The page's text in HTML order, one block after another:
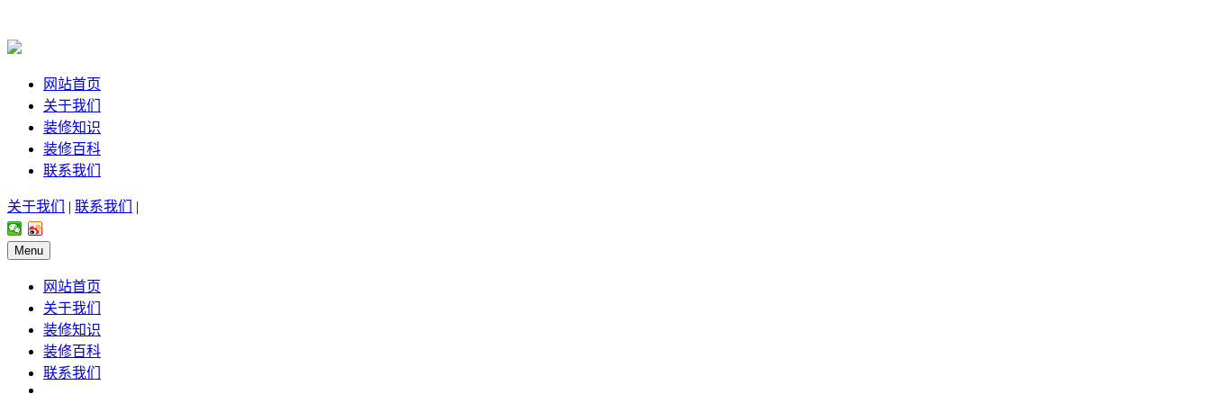
网站首页
关于我们
装修知识
装修百科
联系我们
关于我们 | 联系我们 |
Menu
网站首页
关于我们
装修知识
装修百科
联系我们